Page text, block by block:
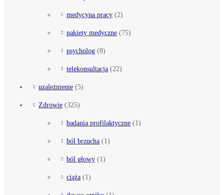
medycyna pracy (2)
pakiety medyczne (75)
psycholog (8)
telekonsultacja (22)
uzależnienie (5)
Zdrowie (325)
badania profilaktyczne (1)
ból brzucha (1)
ból głowy (1)
ciąża (1)